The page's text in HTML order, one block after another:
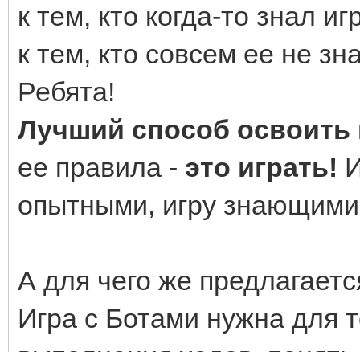
к тем, кто когда-то знал
к тем, кто совсем ее не
Ребята!
Лучший способ освоить
ее правила - это играть!
опытными, игру
А для чего же
Игра с Ботами нужна для